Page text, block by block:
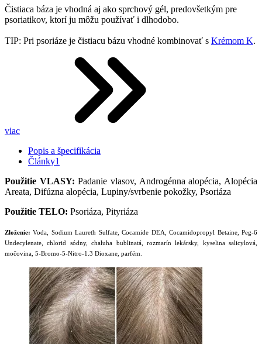
Čistiaca báza je vhodná aj ako sprchový gél, predovšetkým pre
psoriatikov, ktorí ju môžu používať i dlhodobo.
TIP: Pri psoriáze je čistiacu bázu vhodné kombinovať s Krémom K.
viac
Popis a špecifikácia
Články1
Použitie VLASY: Padanie vlasov, Androgénna alopécia, Alopécia
Areata, Difúzna alopécia, Lupiny/svrbenie pokožky, Psoriáza
Použitie TELO: Psoriáza, Pityriáza
Zloženie:Voda, Sodium Laureth Sulfate, Cocamide DEA, Cocamidopropyl Betaine, Peg-6
Undecylenate, chlorid sódny, chaluha bublinatá, rozmarín lekársky, kyselina salicylová,
močovina, 5-Bromo-5-Nitro-1.3 Dioxane, parfém.